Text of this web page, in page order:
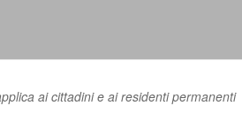
ai cittadini e ai residenti permanenti